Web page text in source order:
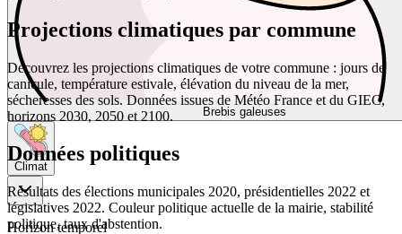
Brebis galeuses
Climat
Horizon temporel
Projections climatiques par commune
Découvrez les projections climatiques de votre commune : jours de
canicule, température estivale, élévation du niveau de la mer,
sécheresses des sols. Données issues de Météo France et du GIEC,
horizons 2030, 2050 et 2100.
Données politiques
Résultats des élections municipales 2020, présidentielles 2022 et
législatives 2022. Couleur politique actuelle de la mairie, stabilité
politique, taux d'abstention.